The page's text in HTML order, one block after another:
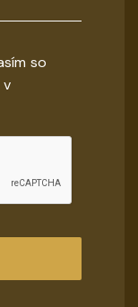
so
v